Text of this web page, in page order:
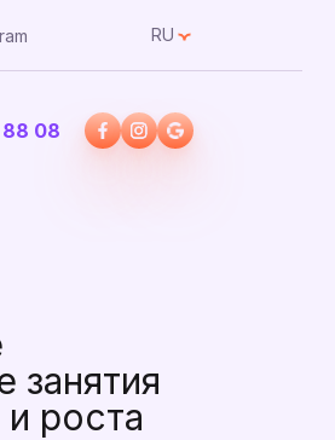
RU
08
занятия
роста